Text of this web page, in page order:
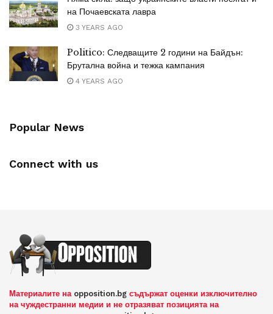
на Почаевската лавра
3 YEARS AGO
Politico: Следващите 2 години на Байдън:
Брутална война и тежка кампания
4 YEARS AGO
Popular News
Connect with us
Материалите на opposition.bg съдържат оценки изключително
на чуждестранни медии и не отразяват позицията на